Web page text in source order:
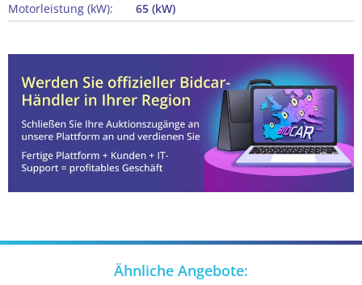
Motorleistung (kW): 65 (kW)
Ähnliche Angebote: